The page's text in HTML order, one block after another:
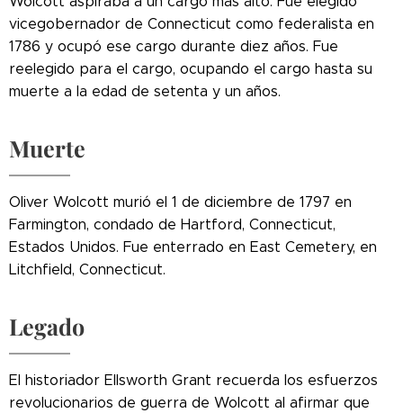
vicegobernador de Connecticut como federalista en
1786 y ocupó ese cargo durante diez años. Fue
reelegido para el cargo, ocupando el cargo hasta su
muerte a la edad de setenta y un años.
Muerte
Oliver Wolcott murió el 1 de diciembre de 1797 en
Farmington, condado de Hartford, Connecticut,
Estados Unidos. Fue enterrado en East Cemetery, en
Litchfield, Connecticut.
Legado
El historiador Ellsworth Grant recuerda los esfuerzos
revolucionarios de guerra de Wolcott al afirmar que